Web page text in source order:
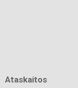
Ataskaitos